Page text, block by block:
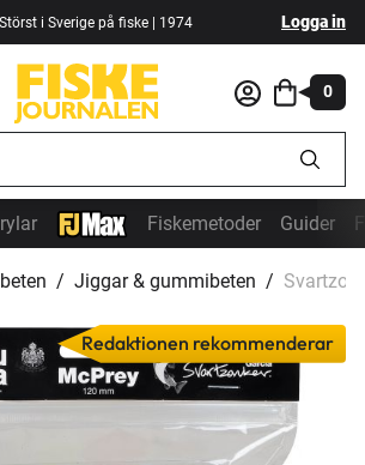
Störst i Sverige på fiske | 1974 Logga in
0
Fiskemetoder Guider
Jiggar & gummibeten
Redaktionen rekommenderar